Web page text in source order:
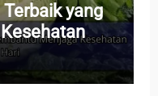
yang